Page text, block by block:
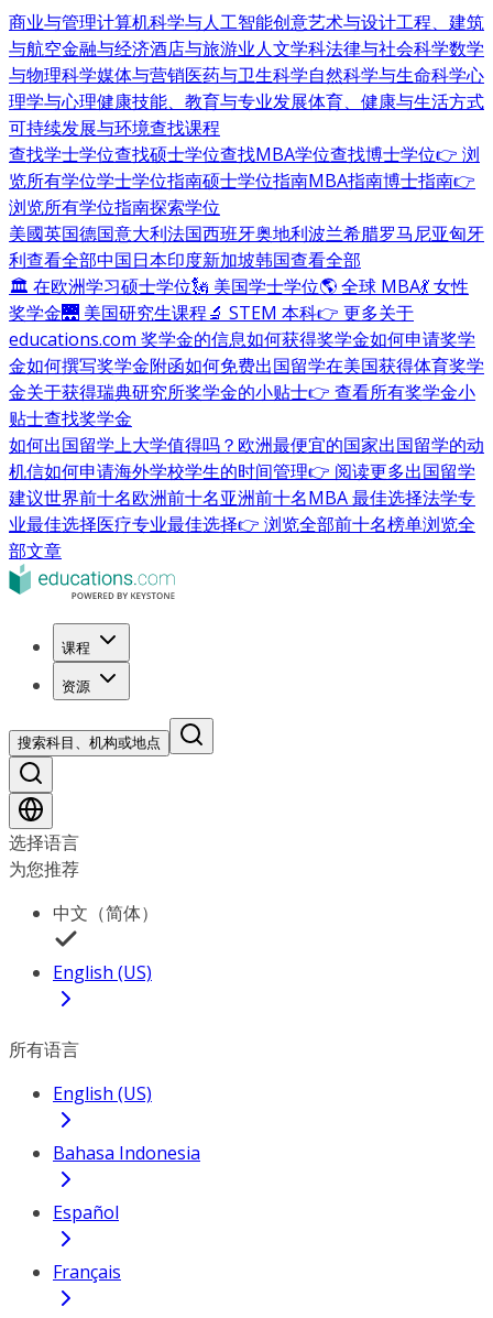
商业与管理计算机科学与人工智能创意艺术与设计工程、建筑
与航空金融与经济酒店与旅游业人文学科法律与社会科学数学
与物理科学媒体与营销医药与卫生科学自然科学与生命科学心
理学与心理健康技能、教育与专业发展体育、健康与生活方式
可持续发展与环境查找课程
查找学士学位查找硕士学位查找MBA学位查找博士学位👉 浏
览所有学位学士学位指南硕士学位指南MBA指南博士指南👉
浏览所有学位指南探索学位
美國英国德国意大利法国西班牙奥地利波兰希腊罗马尼亚匈牙
利查看全部中国日本印度新加坡韩国查看全部
🏛 在欧洲学习硕士学位🗽 美国学士学位🌎 全球 MBA💃 女性
奖学金🌉 美国研究生课程🔬 STEM 本科👉 更多关于
educations.com 奖学金的信息如何获得奖学金如何申请奖学
金如何撰写奖学金附函如何免费出国留学在美国获得体育奖学
金关于获得瑞典研究所奖学金的小贴士👉 查看所有奖学金小
贴士查找奖学金
如何出国留学上大学值得吗？ 欧洲最便宜的国家出国留学的动
机信如何申请海外学校学生的时间管理👉 阅读更多出国留学
建议世界前十名欧洲前十名亚洲前十名MBA 最佳选择法学专
业最佳选择医疗专业最佳选择👉 浏览全部前十名榜单浏览全
部文章
课程
资源
搜索科目、机构或地点
选择语言
为您推荐
中文（简体）
English (US)
所有语言
English (US)
Bahasa Indonesia
Español
Français